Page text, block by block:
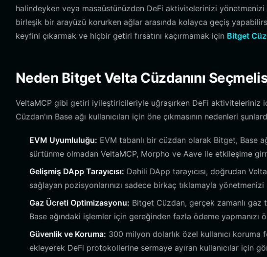
halindeyken veya masaüstünüzden DeFi aktivitelerinizi
birleşik bir arayüzü korurken ağlar arasında kolayca geçiş
keyfini çıkarmak ve hiçbir getiri fırsatını kaçırmamak için Bitget
Neden Bitget Velta Cüzdanını
VeltaMCP gibi getiri iyileştiricileriyle uğraşırken DeFi aktiviteleriniz
Cüzdan'ın Base ağı kullanıcıları için öne çıkmasının nedenleri
EVM Uyumluluğu: EVM tabanlı bir cüzdan olarak Bitget, Base
sürtünme olmadan VeltaMCP, Morpho ve Aave ile etkileşime
Gelişmiş DApp Tarayıcısı: Dahili DApp tarayıcısı, doğrudan
sağlayan pozisyonlarınızı sadece birkaç tıklamayla yönetmenizi
Gaz Ücreti Optimizasyonu: Bitget Cüzdan, gerçek zamanlı
Base ağındaki işlemler için gereğinden fazla ödeme yapmanızı
Güvenlik ve Koruma: 300 milyon dolarlık özel kullanıcı
ekleyerek DeFi protokollerine sermaye ayıran kullanıcılar için